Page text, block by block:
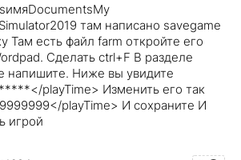
там написано savegame
Там есть файл farm oткройте его
Сделать ctrl+F В разделе
напишите. Ниже вы увидите
playTime> Изменить его так
playTime> И сохраните И
игрой